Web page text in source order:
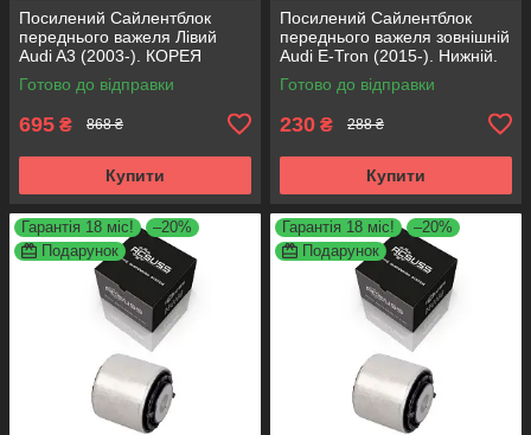
Посилений Сайлентблок
переднього важеля Лівий
Audi A3 (2003-). КОРЕЯ
Acsuss! 34762 , JBU691 ,
VKDS331004
Готово до відправки
695 ₴ 868 ₴
Купити
Посилений Сайлентблок
переднього важеля зовнішній
Audi E-Tron (2015-). Нижній.
КОРЕЯ Acsuss! FE175192 ,
VKDS331087
Готово до відправки
230 ₴ 288 ₴
Купити
Гарантія 18 міс!
–20%
Подарунок
Гарантія 18 міс!
–20%
Подарунок